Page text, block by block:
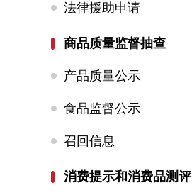
法律援助申请
商品质量监督抽查
产品质量公示
食品监督公示
召回信息
消费提示和消费品测评